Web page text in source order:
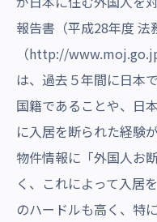
報告書（平成28年度 法
（http://
は、過去５年間に日本
国籍であることや、日
に入居を断られた経験
物件情報に「外国人お
く、これによって入居
のハードルも高く、特